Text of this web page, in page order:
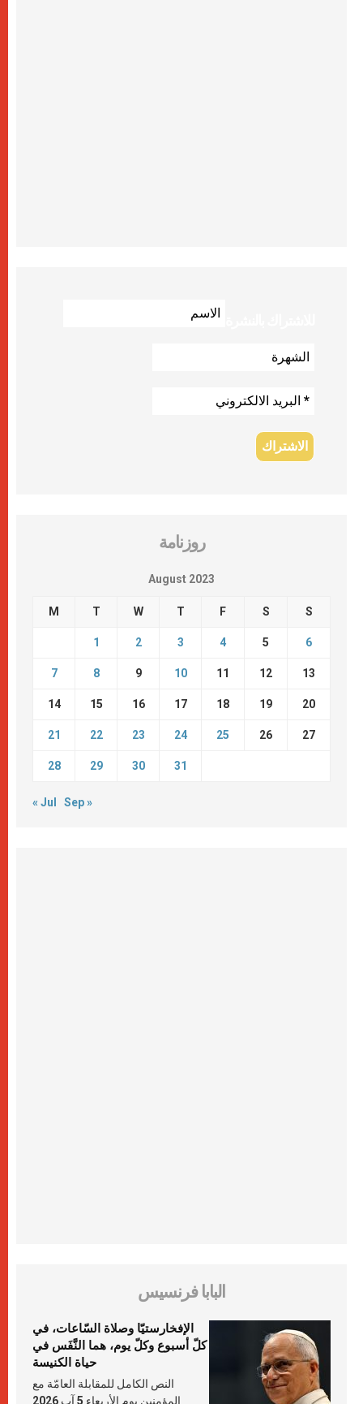
روزنامة
August 2023
M T W T F S S
1 2 3 4 5 6
7 8 9 10 11 12 13
14 15 16 17 18 19 20
21 22 23 24 25 26 27
28 29 30 31
« Jul Sep »
البابا فرنسيس
الإفخارستيّا وصلاة السّاعات، في
كلّ أسبوع وكلّ يوم، هما النَّفَس في
حياة الكنيسة
النص الكامل للمقابلة العامّة مع
المؤمنين يوم الأربعاء 5 آب 2026